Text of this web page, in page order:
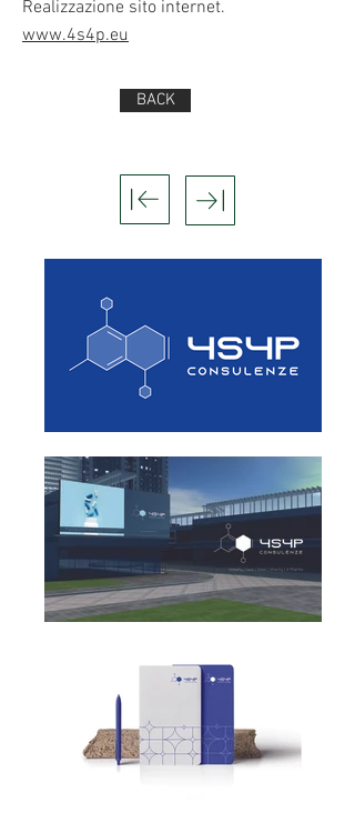
Realizzazione sito internet.
www.4s4p.eu
BACK